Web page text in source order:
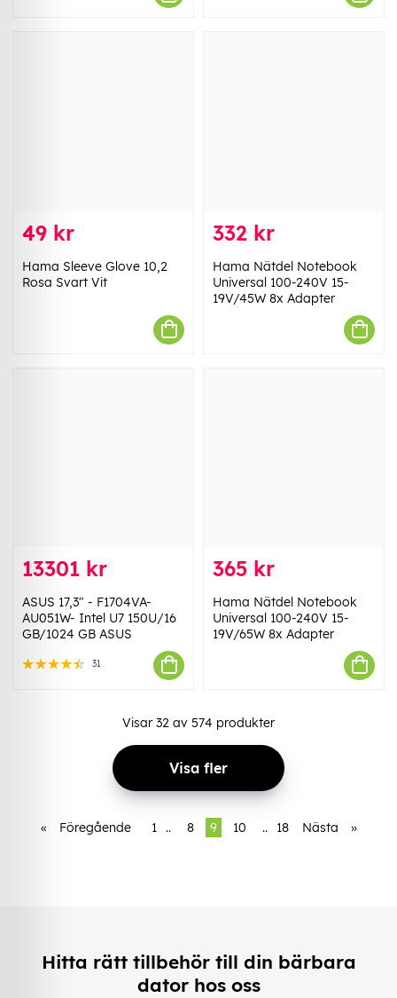
49 kr
Hama Sleeve Glove 10,2
Rosa Svart Vit
332 kr
Hama Nätdel Notebook
Universal 100-240V 15-
19V/45W 8x Adapter
13301 kr
ASUS 17,3" - F1704VA-
AU051W- Intel U7 150U/16
GB/1024 GB ASUS
31
365 kr
Hama Nätdel Notebook
Universal 100-240V 15-
19V/65W 8x Adapter
Visar 32 av 574 produkter
Visa fler
« Föregående 1 .. 8 9 10 .. 18 Nästa »
Hitta rätt tillbehör till din bärbara
dator hos oss